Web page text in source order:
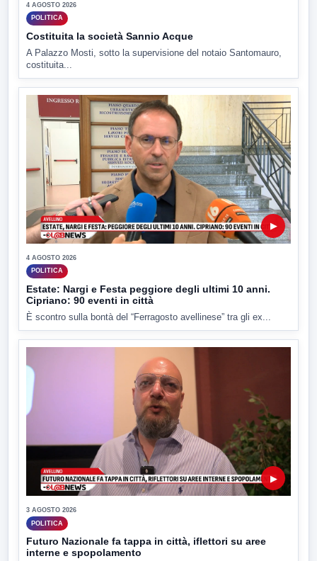
4 AGOSTO 2026
POLITICA
Costituita la società Sannio Acque
A Palazzo Mosti, sotto la supervisione del notaio Santomauro,
costituita...
▶
4 AGOSTO 2026
POLITICA
Estate: Nargi e Festa peggiore degli ultimi 10 anni.
Cipriano: 90 eventi in città
È scontro sulla bontà del “Ferragosto avellinese” tra gli ex...
▶
3 AGOSTO 2026
POLITICA
Futuro Nazionale fa tappa in città, iflettori su aree
interne e spopolamento